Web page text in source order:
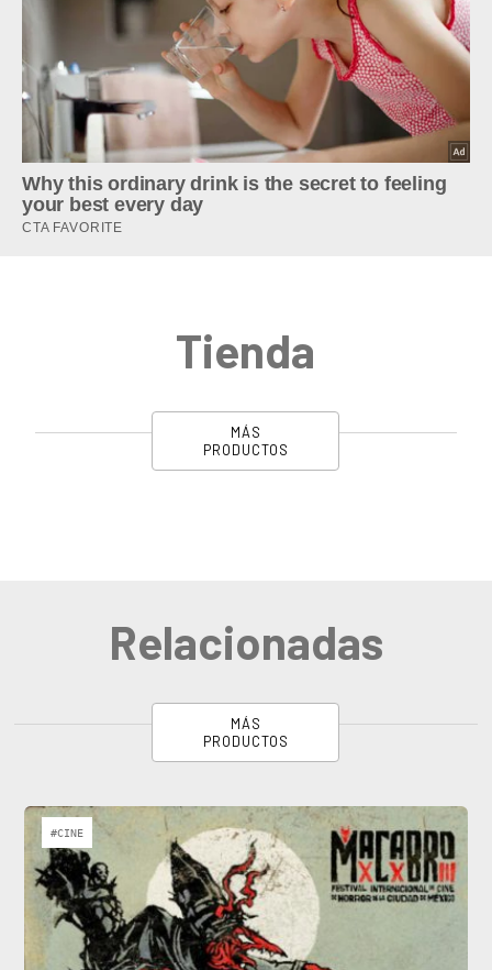
Tienda
MÁS
PRODUCTOS
Relacionadas
MÁS
PRODUCTOS
#CINE